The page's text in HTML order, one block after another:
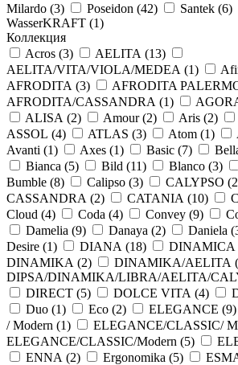
Milardo (3) Poseidon (42) Santek (6)
WasserKRAFT (1)
Коллекция
Acros (3) AELITA (13)
AELITA/VITA/VIOLA/MEDEA (1)
AFRODITA (3) AFRODITA
AFRODITA/CASSANDRA (1)
ALISA (2) Amour (2) Aris (2)
ASSOL (4) ATLAS (3) Atom (1)
Avanti (1) Axes (1) Basic (7)
Bianca (5) Bild (11) Blanco (3)
Bumble (8) Calipso (3) CALYPSO (2
CASSANDRA (2) CATANIA (10)
Cloud (4) Coda (4) Convey (9)
Damelia (9) Danaya (2) Daniela (
Desire (1) DIANA (18) DINAMICA
DINAMIKA (2) DINAMIKA/AELITA (
DIPSA/DINAMIKA/LIBRA/AELITA/
DIRECT (5) DOLCE VITA (4)
Duo (1) Eco (2) ELEGANCE (9)
/ Modern (1) ELEGANCE/CLASSIC/
ELEGANCE/CLASSIC/Modern (5)
ENNA (2) Ergonomika (5)